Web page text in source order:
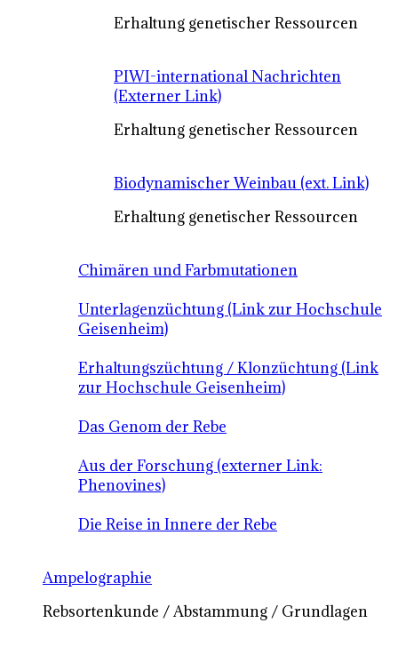
Erhaltung genetischer Ressourcen
PIWI-international Nachrichten
(Externer Link)
Erhaltung genetischer Ressourcen
Biodynamischer Weinbau (ext. Link)
Erhaltung genetischer Ressourcen
Chimären und Farbmutationen
Unterlagenzüchtung (Link zur Hochschule
Geisenheim)
Erhaltungszüchtung / Klonzüchtung (Link
zur Hochschule Geisenheim)
Das Genom der Rebe
Aus der Forschung (externer Link:
Phenovines)
Die Reise in Innere der Rebe
Ampelographie
Rebsortenkunde / Abstammung / Grundlagen